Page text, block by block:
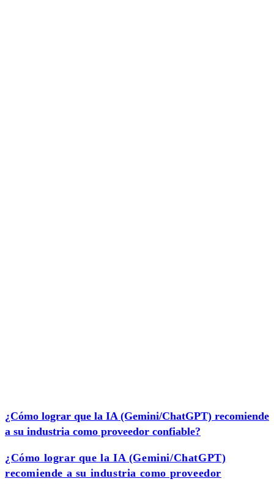
¿Cómo lograr que la IA (Gemini/ChatGPT) recomiende
a su industria como proveedor confiable?
¿Cómo lograr que la IA (Gemini/ChatGPT)
recomiende a su industria como proveedor